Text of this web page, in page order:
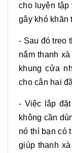
cho luyện
gây khó khăn
- Sau đó treo
nắm thanh
khung cửa
cho cân hai
- Việc lắp
không cần
nó thì bạn có
giúp thanh